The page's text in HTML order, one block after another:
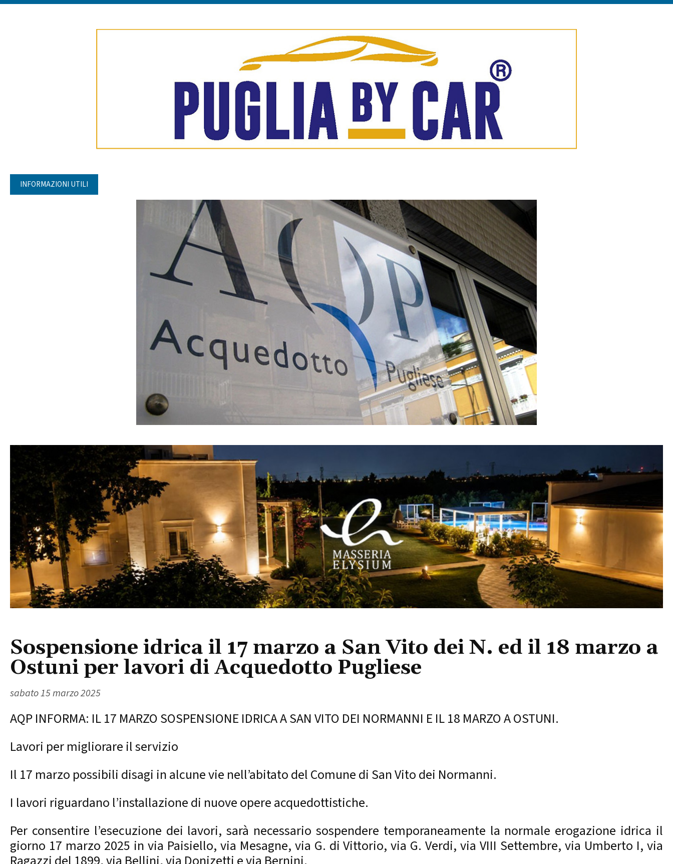
INFORMAZIONI UTILI
Sospensione idrica il 17 marzo a San Vito dei N. ed il 18 marzo a
Ostuni per lavori di Acquedotto Pugliese
sabato 15 marzo 2025
AQP INFORMA: IL 17 MARZO SOSPENSIONE IDRICA A SAN VITO DEI NORMANNI E IL 18 MARZO A OSTUNI.
Lavori per migliorare il servizio
Il 17 marzo possibili disagi in alcune vie nell’abitato del Comune di San Vito dei Normanni.
I lavori riguardano l’installazione di nuove opere acquedottistiche.
Per consentire l’esecuzione dei lavori, sarà necessario sospendere temporaneamente la normale erogazione idrica il
giorno 17 marzo 2025 in via Paisiello, via Mesagne, via G. di Vittorio, via G. Verdi, via VIII Settembre, via Umberto I, via